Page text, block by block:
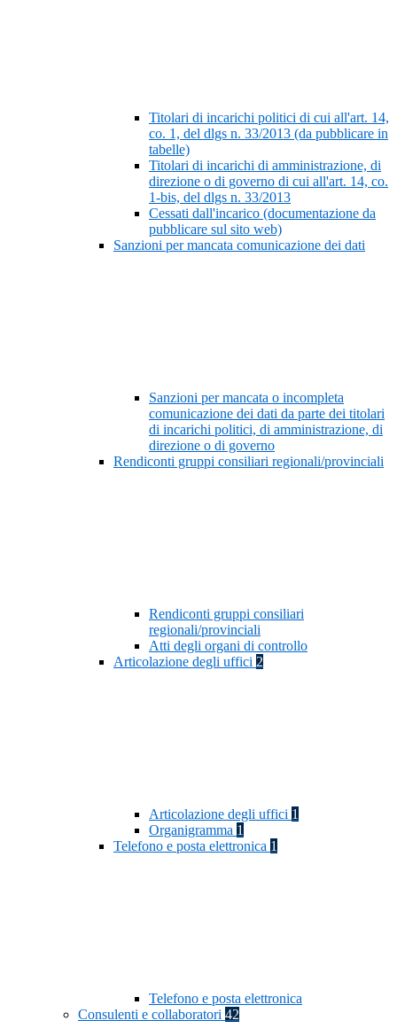
Titolari di incarichi politici di cui all'art. 14,
co. 1, del dlgs n. 33/2013 (da pubblicare in
tabelle)
Titolari di incarichi di amministrazione, di
direzione o di governo di cui all'art. 14, co.
1-bis, del dlgs n. 33/2013
Cessati dall'incarico (documentazione da
pubblicare sul sito web)
Sanzioni per mancata comunicazione dei dati
Sanzioni per mancata o incompleta
comunicazione dei dati da parte dei titolari
di incarichi politici, di amministrazione, di
direzione o di governo
Rendiconti gruppi consiliari regionali/provinciali
Rendiconti gruppi consiliari
regionali/provinciali
Atti degli organi di controllo
Articolazione degli uffici 2
Articolazione degli uffici 1
Organigramma 1
Telefono e posta elettronica 1
Telefono e posta elettronica
Consulenti e collaboratori 42